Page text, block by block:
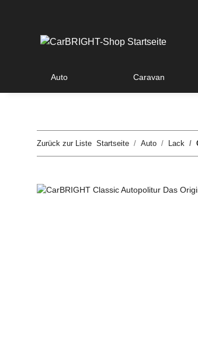
Auto Caravan
Zurück zur Liste Startseite Auto Lack